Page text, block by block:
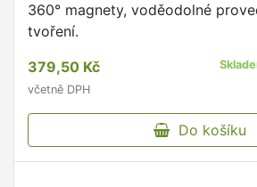
360° magnety, voděodolné
tvoření.
379,50 Kč
včetně DPH
Do košíku